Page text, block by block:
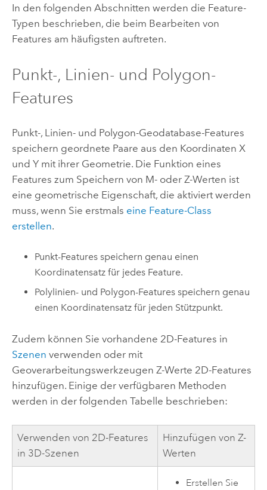
In den folgenden Abschnitten werden die Feature-
Typen beschrieben, die beim Bearbeiten von
Features am häufigsten auftreten.
Punkt-, Linien- und Polygon-
Features
Punkt-, Linien- und Polygon-Geodatabase-Features
speichern geordnete Paare aus den Koordinaten X
und Y mit ihrer Geometrie. Die Funktion eines
Features zum Speichern von M- oder Z-Werten ist
eine geometrische Eigenschaft, die aktiviert werden
muss, wenn Sie erstmals eine Feature-Class
erstellen.
Punkt-Features speichern genau einen
Koordinatensatz für jedes Feature.
Polylinien- und Polygon-Features speichern genau
einen Koordinatensatz für jeden Stützpunkt.
Zudem können Sie vorhandene 2D-Features in
Szenen verwenden oder mit
Geoverarbeitungswerkzeugen Z-Werte 2D-Features
hinzufügen. Einige der verfügbaren Methoden
werden in der folgenden Tabelle beschrieben:
Verwenden von 2D-Features
in 3D-Szenen
Hinzufügen von Z-
Werten
Erstellen Sie